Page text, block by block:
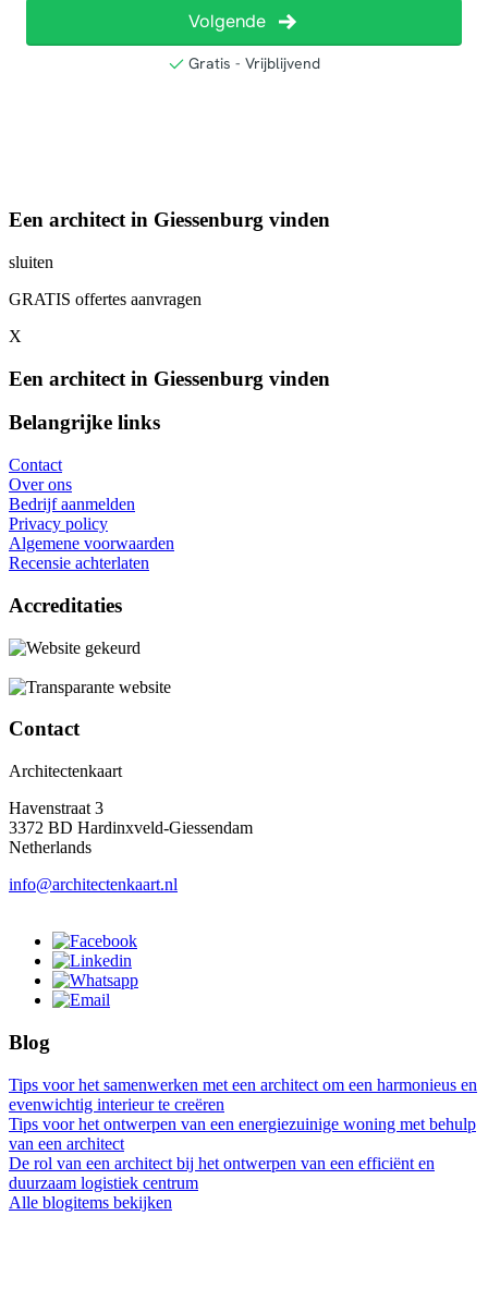
Een architect in Giessenburg vinden
sluiten
GRATIS offertes aanvragen
X
Een architect in Giessenburg vinden
Belangrijke links
Contact
Over ons
Bedrijf aanmelden
Privacy policy
Algemene voorwaarden
Recensie achterlaten
Accreditaties
Contact
Architectenkaart
Havenstraat 3
3372 BD Hardinxveld-Giessendam
Netherlands
info@architectenkaart.nl
Blog
Tips voor het samenwerken met een architect om een harmonieus en
evenwichtig interieur te creëren
Tips voor het ontwerpen van een energiezuinige woning met behulp
van een architect
De rol van een architect bij het ontwerpen van een efficiënt en
duurzaam logistiek centrum
Alle blogitems bekijken